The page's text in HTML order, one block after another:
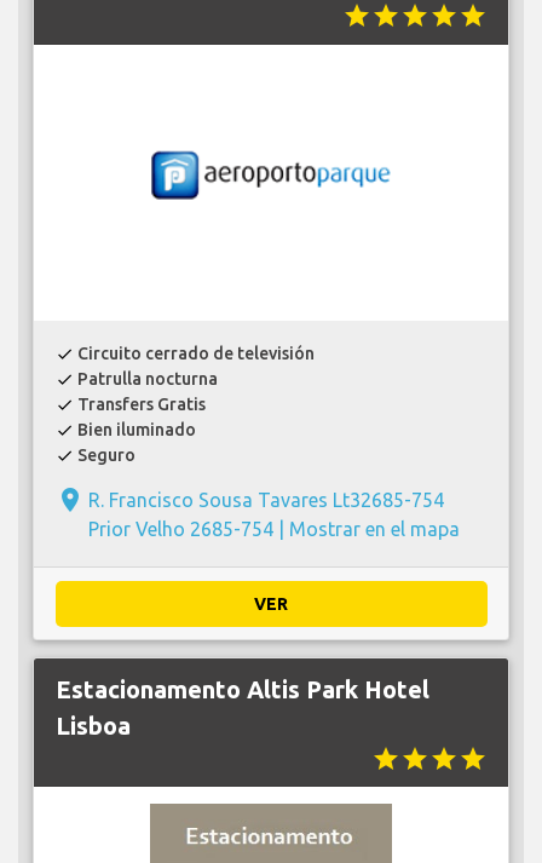
starstarstarstarstar
check Circuito cerrado de televisión
check Patrulla nocturna
check Transfers Gratis
check Bien iluminado
check Seguro
place R. Francisco Sousa Tavares Lt32685-754
Prior Velho 2685-754 | Mostrar en el mapa
VER
Estacionamento Altis Park Hotel
Lisboa
starstarstarstar